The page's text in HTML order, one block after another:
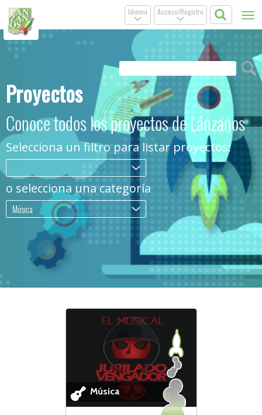
Acceso/Registro
.
Idioma
.
Proyectos
Conoce todos los proyectos de Lánzanos
Selecciona un filtro para listar proyectos:
.
o selecciona una categoría
Música .
Música